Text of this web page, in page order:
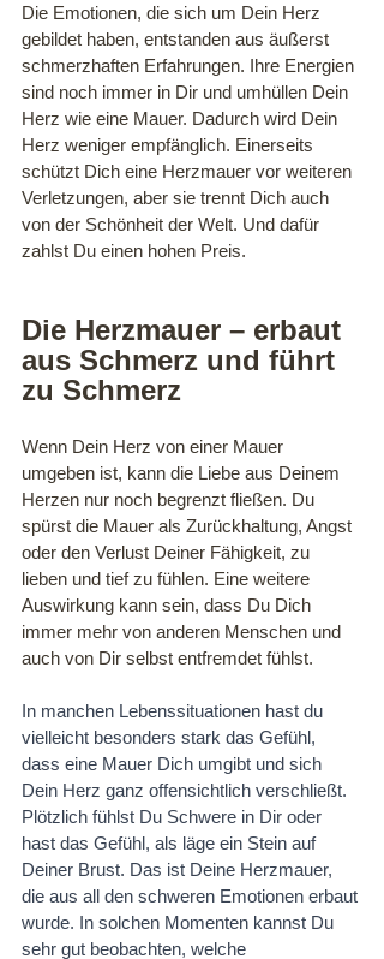
Die Emotionen, die sich um Dein Herz
gebildet haben, entstanden aus äußerst
schmerzhaften Erfahrungen. Ihre Energien
sind noch immer in Dir und umhüllen Dein
Herz wie eine Mauer. Dadurch wird Dein
Herz weniger empfänglich. Einerseits
schützt Dich eine Herzmauer vor weiteren
Verletzungen, aber sie trennt Dich auch
von der Schönheit der Welt. Und dafür
zahlst Du einen hohen Preis.
Die Herzmauer – erbaut
aus Schmerz und führt
zu Schmerz
Wenn Dein Herz von einer Mauer
umgeben ist, kann die Liebe aus Deinem
Herzen nur noch begrenzt fließen. Du
spürst die Mauer als Zurückhaltung, Angst
oder den Verlust Deiner Fähigkeit, zu
lieben und tief zu fühlen. Eine weitere
Auswirkung kann sein, dass Du Dich
immer mehr von anderen Menschen und
auch von Dir selbst entfremdet fühlst.
In manchen Lebenssituationen hast du
vielleicht besonders stark das Gefühl,
dass eine Mauer Dich umgibt und sich
Dein Herz ganz offensichtlich verschließt.
Plötzlich fühlst Du Schwere in Dir oder
hast das Gefühl, als läge ein Stein auf
Deiner Brust. Das ist Deine Herzmauer,
die aus all den schweren Emotionen erbaut
wurde. In solchen Momenten kannst Du
sehr gut beobachten, welche